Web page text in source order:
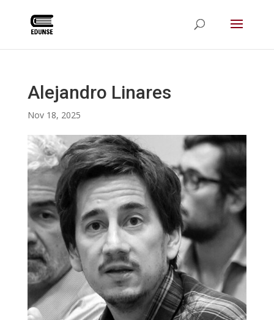
Alejandro Linares
Nov 18, 2025